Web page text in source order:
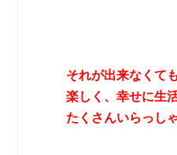
それが出来なくても
楽しく、幸せに生
たくさんいらっし